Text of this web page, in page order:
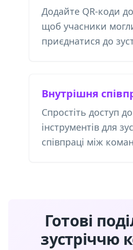
Додайте QR-коди
щоб учасники
приєднатися до
Внутрішня
Спростіть доступ до
інструментів для
співпраці між
Готові
зустріччю